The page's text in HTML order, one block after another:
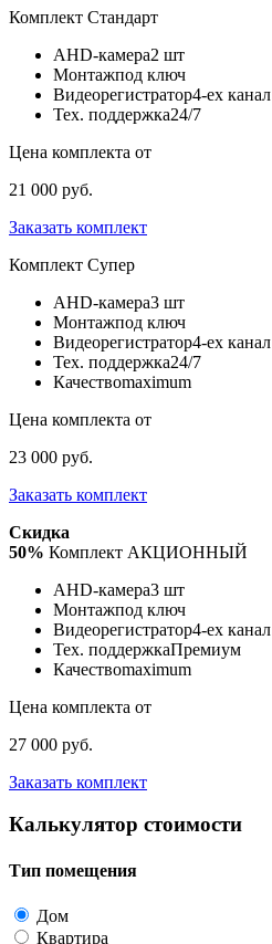
Комплект Стандарт
AHD-камера2 шт
Монтажпод ключ
Видеорегистратор4-ех канал
Тех. поддержка24/7
Цена комплекта от
21 000 руб.
Заказать комплект
Комплект Супер
AHD-камера3 шт
Монтажпод ключ
Видеорегистратор4-ех канал
Тех. поддержка24/7
Качествоmaximum
Цена комплекта от
23 000 руб.
Заказать комплект
Скидка
50% Комплект АКЦИОННЫЙ
AHD-камера3 шт
Монтажпод ключ
Видеорегистратор4-ех канал
Тех. поддержкаПремиум
Качествоmaximum
Цена комплекта от
27 000 руб.
Заказать комплект
Калькулятор стоимости
Тип помещения
Дом
Квартира